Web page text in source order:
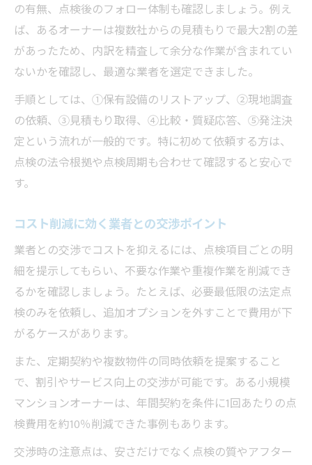
の有無、点検後のフォロー体制も確認しましょう。例え
ば、あるオーナーは複数社からの見積もりで最大2割の差
があったため、内訳を精査して余分な作業が含まれてい
ないかを確認し、最適な業者を選定できました。
手順としては、①保有設備のリストアップ、②現地調査
の依頼、③見積もり取得、④比較・質疑応答、⑤発注決
定という流れが一般的です。特に初めて依頼する方は、
点検の法令根拠や点検周期も合わせて確認すると安心で
す。
コスト削減に効く業者との交渉ポイント
業者との交渉でコストを抑えるには、点検項目ごとの明
細を提示してもらい、不要な作業や重複作業を削減でき
るかを確認しましょう。たとえば、必要最低限の法定点
検のみを依頼し、追加オプションを外すことで費用が下
がるケースがあります。
また、定期契約や複数物件の同時依頼を提案すること
で、割引やサービス向上の交渉が可能です。ある小規模
マンションオーナーは、年間契約を条件に1回あたりの点
検費用を約10％削減できた事例もあります。
交渉時の注意点は、安さだけでなく点検の質やアフター